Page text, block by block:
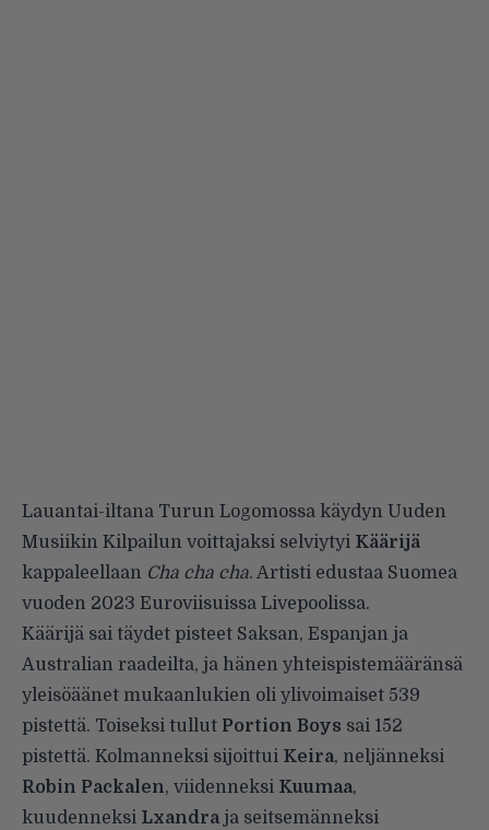
Lauantai-iltana Turun Logomossa käydyn Uuden
Musiikin Kilpailun voittajaksi selviytyi Käärijä
kappaleellaan Cha cha cha. Artisti edustaa Suomea
vuoden 2023 Euroviisuissa Livepoolissa.
Käärijä sai täydet pisteet Saksan, Espanjan ja
Australian raadeilta, ja hänen yhteispistemääränsä
yleisöäänet mukaanlukien oli ylivoimaiset 539
pistettä. Toiseksi tullut Portion Boys sai 152
pistettä. Kolmanneksi sijoittui Keira, neljänneksi
Robin Packalen, viidenneksi Kuumaa,
kuudenneksi Lxandraja seitsemänneksi